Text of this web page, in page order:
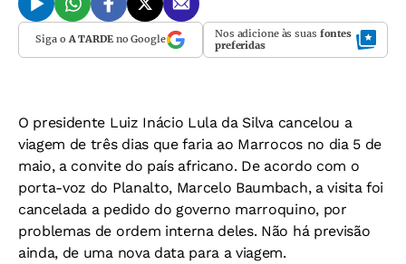
Siga oA TARDEno Google Nos adicione às suas fontes
preferidas
O presidente Luiz Inácio Lula da Silva cancelou a
viagem de três dias que faria ao Marrocos no dia 5 de
maio, a convite do país africano. De acordo com o
porta-voz do Planalto, Marcelo Baumbach, a visita foi
cancelada a pedido do governo marroquino, por
problemas de ordem interna deles. Não há previsão
ainda, de uma nova data para a viagem.